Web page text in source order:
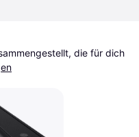
die für dich